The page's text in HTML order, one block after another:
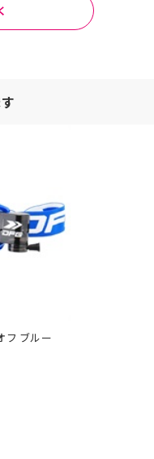
フ ブルー